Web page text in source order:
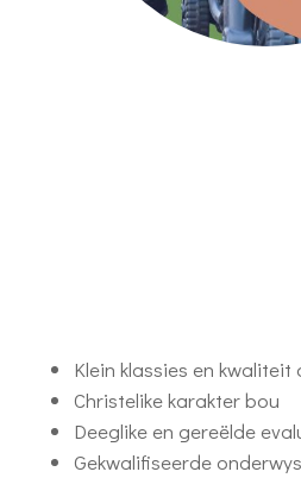
Klein klassies en kwaliteit
Christelike karakter bou
Deeglike en gereëlde
Gekwalifiseerde